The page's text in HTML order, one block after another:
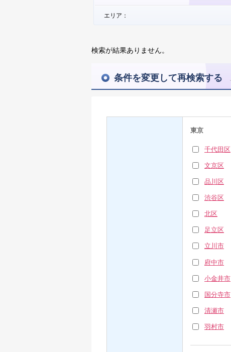
エリア：
検索が結果ありません。
条件を変更して再検索する
東京
千代田区
文京区
品川区
渋谷区
北区
足立区
立川市
府中市
小金井市
国分寺市
清瀬市
羽村市